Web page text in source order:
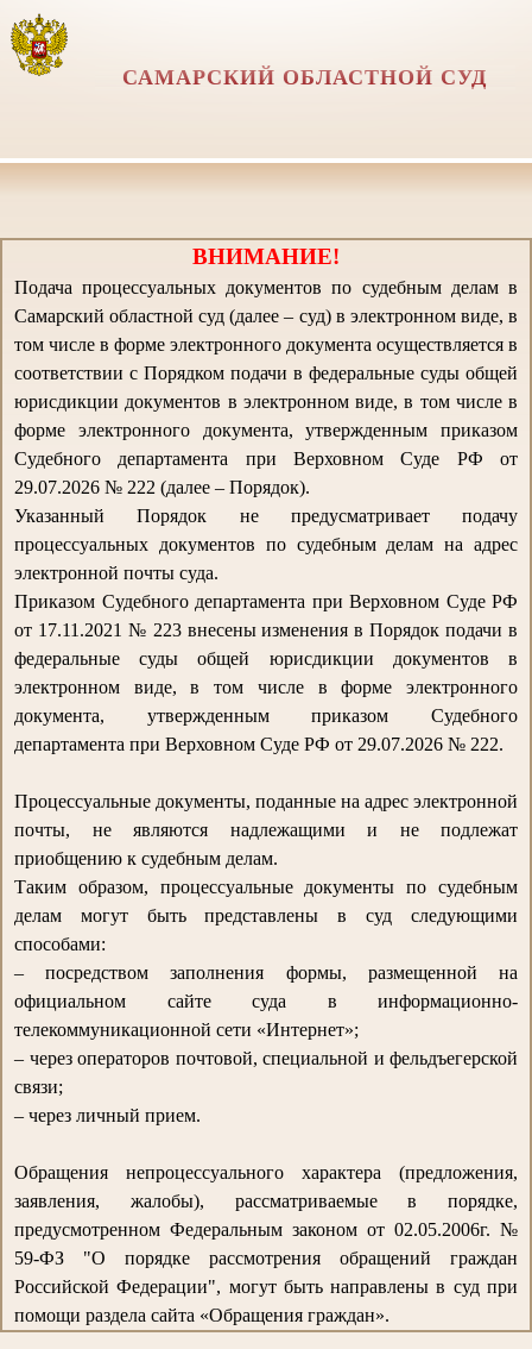
САМАРСКИЙ ОБЛАСТНОЙ СУД
ВНИМАНИЕ!
Подача процессуальных документов по судебным делам в
Самарский областной суд (далее – суд) в электронном виде, в
том числе в форме электронного документа осуществляется в
соответствии с Порядком подачи в федеральные суды общей
юрисдикции документов в электронном виде, в том числе в
форме электронного документа, утвержденным приказом
Судебного департамента при Верховном Суде РФ от
29.07.2026 № 222 (далее – Порядок).
Указанный Порядок не предусматривает подачу
процессуальных документов по судебным делам на адрес
электронной почты суда.
Приказом Судебного департамента при Верховном Суде РФ
от 17.11.2021 № 223 внесены изменения в Порядок подачи в
федеральные суды общей юрисдикции документов в
электронном виде, в том числе в форме электронного
документа, утвержденным приказом Судебного
департамента при Верховном Суде РФ от 29.07.2026 № 222.
Процессуальные документы, поданные на адрес электронной
почты, не являются надлежащими и не подлежат
приобщению к судебным делам.
Таким образом, процессуальные документы по судебным
делам могут быть представлены в суд следующими
способами:
– посредством заполнения формы, размещенной на
официальном сайте суда в информационно-
телекоммуникационной сети «Интернет»;
– через операторов почтовой, специальной и фельдъегерской
связи;
– через личный прием.
Обращения непроцессуального характера (предложения,
заявления, жалобы), рассматриваемые в порядке,
предусмотренном Федеральным законом от 02.05.2006г. №
59-ФЗ "О порядке рассмотрения обращений граждан
Российской Федерации", могут быть направлены в суд при
помощи раздела сайта «Обращения граждан».